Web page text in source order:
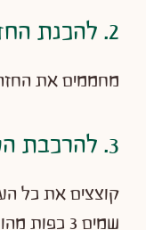
2. להכנת החזה
מחממים את
3. להרכבת הסלט
קוצצים את כל
שמים 3